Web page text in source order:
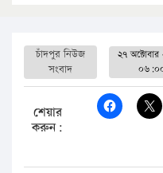
চাঁদপুর নিউজ
সংবাদ
২৭
শেয়ার
করুন: